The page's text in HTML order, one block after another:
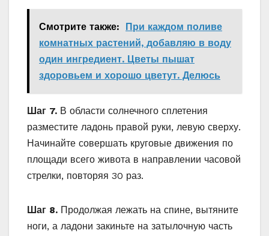
Смотрите также:
При каждом поливе
комнатных растений, добавляю в воду
один ингредиент. Цветы пышат
здоровьем и хорошо цветут. Делюсь
Шаг 7. В области солнечного сплетения
разместите ладонь правой руки, левую сверху.
Начинайте совершать круговые движения по
площади всего живота в направлении часовой
стрелки, повторяя 30 раз.
Шаг 8. Продолжая лежать на спине, вытяните
ноги, а ладони закиньте на затылочную часть